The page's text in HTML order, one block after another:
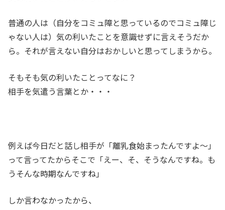
普通の人は（自分をコミュ障と思っているのでコミュ障じ
ゃない人は）気の利いたことを意識せずに言えそうだか
ら。それが言えない自分はおかしいと思ってしまうから。
そもそも気の利いたことってなに？
相手を気遣う言葉とか・・・
例えば今日だと話し相手が「離乳食始まったんですよ～」
って言ってたからそこで「えー、そ、そうなんですね。も
うそんな時期なんですね」
しか言わなかったから、